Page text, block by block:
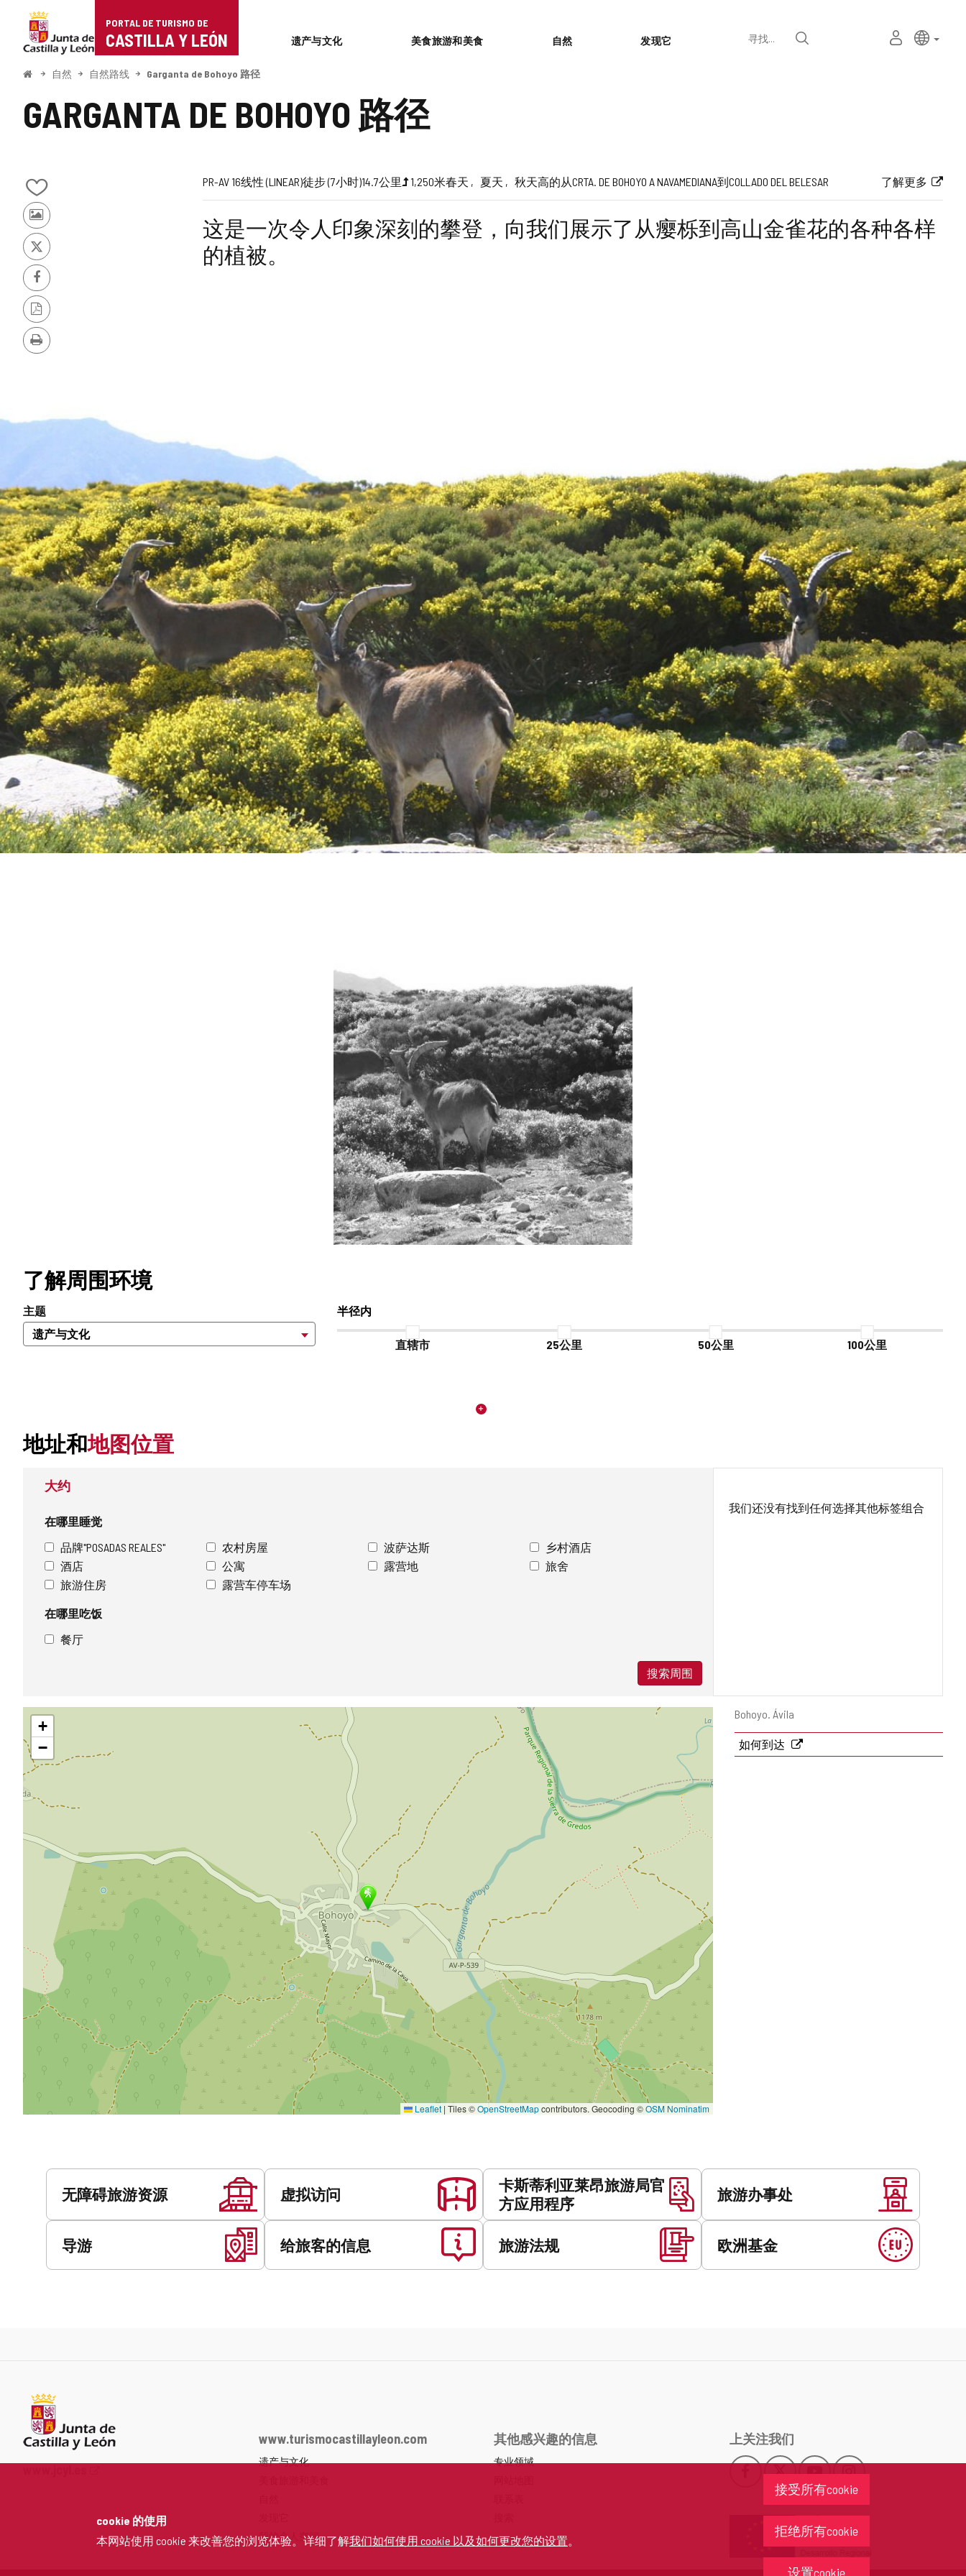
cookie 的使用
本网站使用 cookie 来改善您的浏览体验。详细了解我们如何使用 cookie 以及如何更改您的设置。
接受所有cookie
拒绝所有cookie
设置cookie
Portal
de
Turismo
Castilla
León
PORTAL DE TURISMO DE
CASTILLA Y LEÓN 遗产与文化 美食旅游和美食 自然 发现它 寻找
语
言
主动语
中文
开
自然 自然路线 Garganta de Bohoyo 路径
GARGANTA DE BOHOYO 路径
从
我
的
笔
记
本
中
添
加/
删
除
其
他
游
客
的
照
片
推
特
Facebook
PDF
版
本
打
航
线
代
码
PR-AV 16
旅
行
线性 (LINEAR)
一
半
徒步 (7小时)
长
度
14.7公里
高
程
梯
度
1,250米
受
到
推
崇
春天 夏天 秋天
路
线
难
度
高的
路
线
从CRTA. DE BOHOYO A NAVAMEDIANA到COLLADO DEL BELESAR
链
接
到
外
了解更多
这是一次令人印象深刻的攀登，向我们展示了从瘿栎到高山金雀花的各种各样
的植被。
图
库
了解周围环境
主题 半径内
直辖市 25公里 50公里 100公里
地址和地图位置
邮
地
址
Bohoyo. Ávila
如何到达
大约
在哪里睡觉
品牌"POSADAS REALES"
农村房屋 波萨达斯
乡村酒店
酒店
公寓 露营地
旅舍
旅游住房
露营车停车场
在哪里吃饭
餐厅
搜索周围
我们还没有找到任何选择其他标签组合
跳
地
图
+
−
Leaflet | Tiles ©OpenStreetMapcontributors. Geocoding ©OSM Nominatim
无障碍旅游资源 虚拟访问
卡斯蒂利亚莱昂旅游局官
方应用程序
旅游办事处
导游 给旅客的信息 旅游法规 欧洲基金
www.turismocastillayleon.com
遗产与文化
我的个人空间
其他感兴趣的信息
专业领域
上关注我们
此
链
接
会
打
开
一
此
链
接
会
打
开
此
链
接
会
打
开